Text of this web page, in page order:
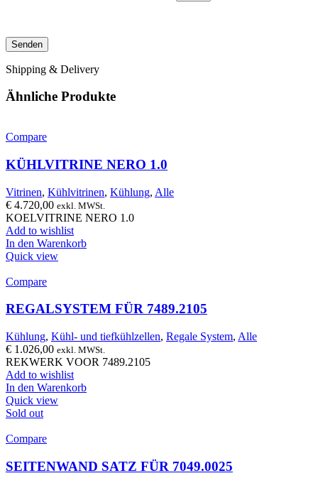
Shipping & Delivery
Ähnliche Produkte
Compare
KÜHLVITRINE NERO 1.0
Vitrinen, Kühlvitrinen, Kühlung, Alle
€ 4.720,00 exkl. MWSt.
KOELVITRINE NERO 1.0
Add to wishlist
In den Warenkorb
Quick view
Compare
REGALSYSTEM FÜR 7489.2105
Kühlung, Kühl- und tiefkühlzellen, Regale System, Alle
€ 1.026,00 exkl. MWSt.
REKWERK VOOR 7489.2105
Add to wishlist
In den Warenkorb
Quick view
Sold out
Compare
SEITENWAND SATZ FÜR 7049.0025